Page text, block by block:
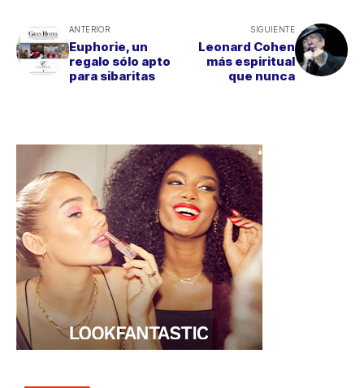
ANTERIOR
Euphorie, un
regalo sólo apto
para sibaritas
SIGUIENTE
Leonard Cohen
más espiritual
que nunca